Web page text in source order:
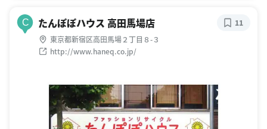
C たんぽぽハウス 高田馬場店
東京都新宿区高田馬場２丁目８-３
http://www.haneq.co.jp/
11